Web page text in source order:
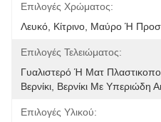
Επιλογές Χρώματος:
Λευκό, Κίτρινο, Μαύρο Ή
Επιλογές Τελειώματος:
Γυαλιστερό Ή Ματ
Βερνίκι, Βερνίκι Με Υπεριώδη
Επιλογές Υλικού: